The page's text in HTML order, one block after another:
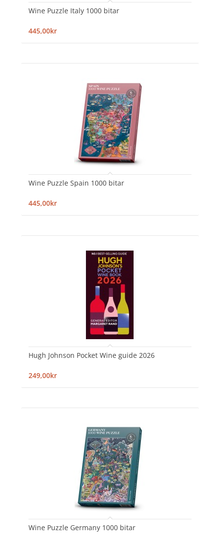
Wine Puzzle Italy 1000 bitar
445,00kr
Wine Puzzle Spain 1000 bitar
445,00kr
Hugh Johnson Pocket Wine guide 2026
249,00kr
Wine Puzzle Germany 1000 bitar